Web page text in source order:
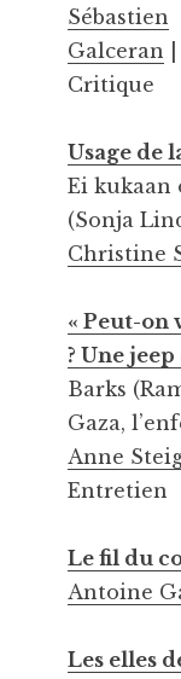
Sébastien
Galceran
Critique
Usage de
Ei kukaan
(Sonja
Christine
« Peut-on
? Une
Barks
Gaza,
Anne
Entretien
Le fil du
Antoine
Les elles